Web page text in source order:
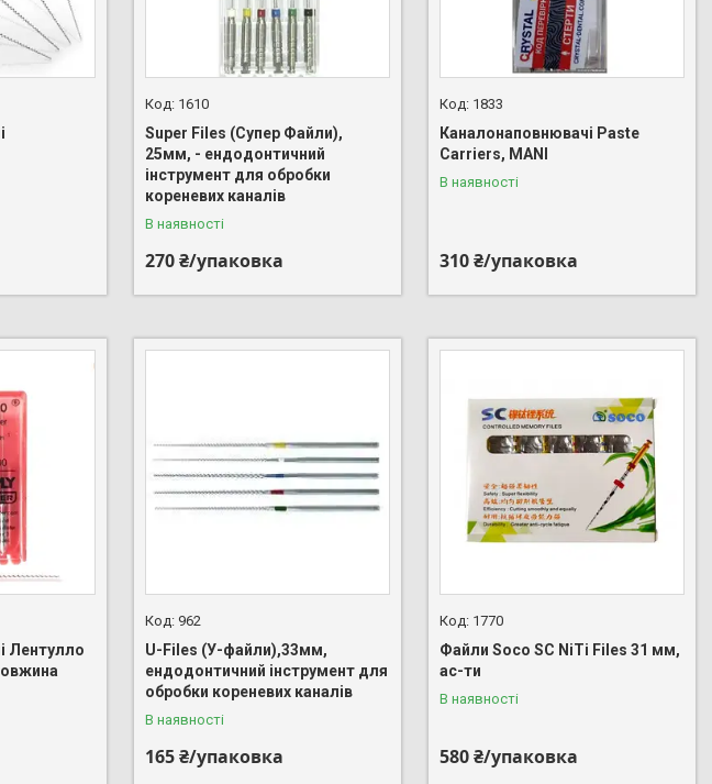
1610
Super Files (Супер Файли),
25мм, - ендодонтичний
інструмент для обробки
кореневих каналів
В наявності
270 ₴/упаковка
1833
Каналонаповнювачі Paste
Carriers, MANI
В наявності
310 ₴/упаковка
Лентулло
962
U-Files (У-файли),33мм,
ендодонтичний інструмент для
обробки кореневих каналів
В наявності
165 ₴/упаковка
1770
Файли Soco SC NiTi Files 31 мм,
ас-ти
В наявності
580 ₴/упаковка